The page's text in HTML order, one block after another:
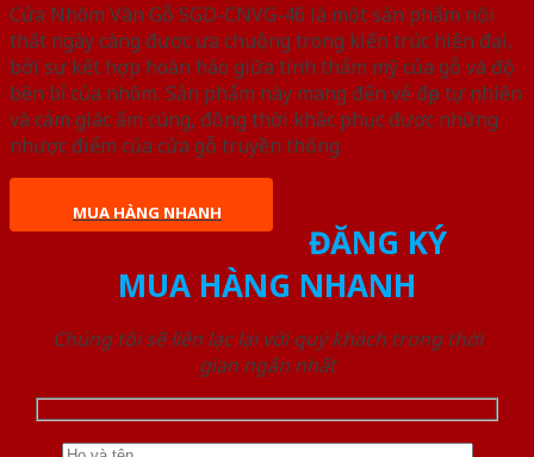
Cửa Nhôm Vân Gỗ SGD-CNVG-46 là một sản phẩm nội
thất ngày càng được ưa chuộng trong kiến trúc hiện đại,
bởi sự kết hợp hoàn hảo giữa tính thẩm mỹ của gỗ và độ
bền bỉ của nhôm. Sản phẩm này mang đến vẻ đẹp tự nhiên
và cảm giác ấm cúng, đồng thời khắc phục được những
nhược điểm của cửa gỗ truyền thống.
MUA HÀNG NHANH
ĐĂNG KÝ
MUA HÀNG NHANH
Chúng tôi sẽ liên lạc lại với quý khách trong thời
gian ngắn nhất